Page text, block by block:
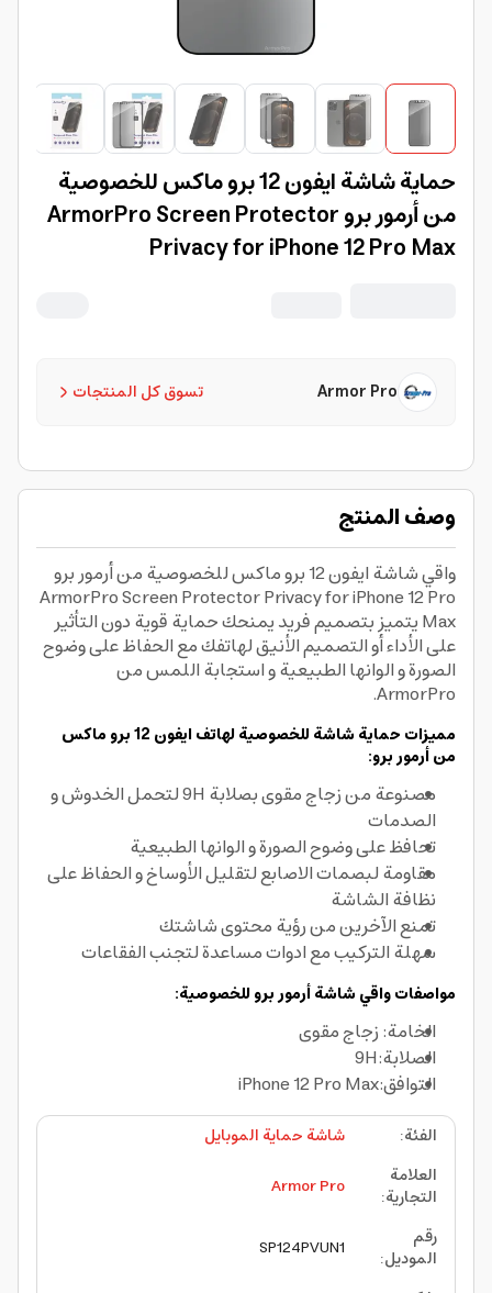
حماية شاشة ايفون 12 برو ماكس للخصوصية
من أرمور برو ArmorPro Screen Protector
Privacy for iPhone 12 Pro Max
تسوق كل المنتجات Armor Pro
وصف المنتج
واقي شاشة ايفون 12 برو ماكس للخصوصية من أرمور برو
ArmorPro Screen Protector Privacy for iPhone 12 Pro
Max يتميز بتصميم فريد يمنحك حماية قوية دون التأثير
على الأداء أو التصميم الأنيق لهاتفك مع الحفاظ على وضوح
الصورة و الوانها الطبيعية و استجابة اللمس من
ArmorPro.
مميزات حماية شاشة للخصوصية لهاتف ايفون 12 برو ماكس
من أرمور برو:
مصنوعة من زجاج مقوى بصلابة 9H لتحمل الخدوش و
الصدمات
تحافظ على وضوح الصورة و الوانها الطبيعية
مقاومة لبصمات الاصابع لتقليل الأوساخ و الحفاظ على
نظافة الشاشة
تمنع الآخرين من رؤية محتوى شاشتك
سهلة التركيب مع ادوات مساعدة لتجنب الفقاعات
مواصفات واقي شاشة أرمور برو للخصوصية:
الخامة: زجاج مقوى
الصلابة:9H
التوافق:iPhone 12 Pro Max
الفئة:
شاشة حماية الموبايل
العلامة
التجارية:
Armor Pro
رقم
الموديل:
SP124PVUN1